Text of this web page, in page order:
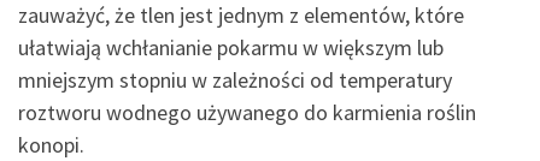
zauważyć, że tlen jest jednym z elementów, które
ułatwiają wchłanianie pokarmu w większym lub
mniejszym stopniu w zależności od temperatury
roztworu wodnego używanego do karmienia roślin
konopi.